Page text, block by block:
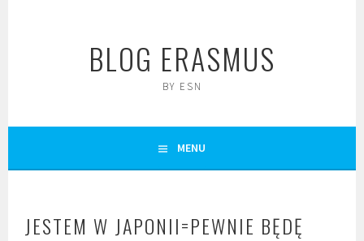
BLOG ERASMUS
BY ESN
MENU
JESTEM W JAPONII=PEWNIE BĘDĘ